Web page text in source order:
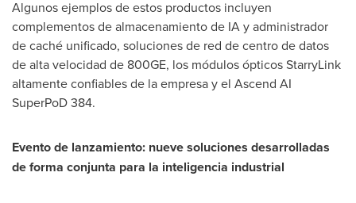
Algunos ejemplos de estos productos incluyen
complementos de almacenamiento de IA y administrador
de caché unificado, soluciones de red de centro de datos
de alta velocidad de 800GE, los módulos ópticos StarryLink
altamente confiables de la empresa y el Ascend AI
SuperPoD 384.
Evento de lanzamiento: nueve soluciones desarrolladas
de forma conjunta para la inteligencia industrial